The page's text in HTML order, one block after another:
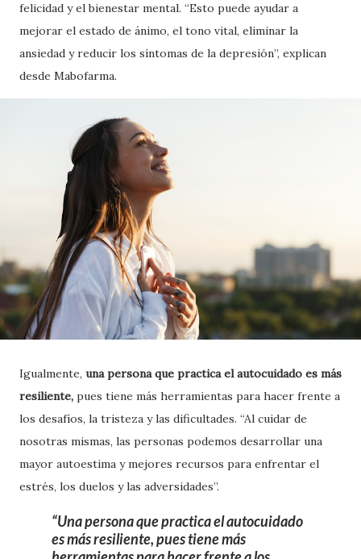
felicidad y el bienestar mental. “Esto puede ayudar a
mejorar el estado de ánimo, el tono vital, eliminar la
ansiedad y reducir los síntomas de la depresión”, explican
desde Mabofarma.
Igualmente, una persona que practica el autocuidado es más
resiliente, pues tiene más herramientas para hacer frente a
los desafíos, la tristeza y las dificultades. “Al cuidar de
nosotras mismas, las personas podemos desarrollar una
mayor autoestima y mejores recursos para enfrentar el
estrés, los duelos y las adversidades”.
Una persona que practica el autocuidado
es más resiliente, pues tiene más